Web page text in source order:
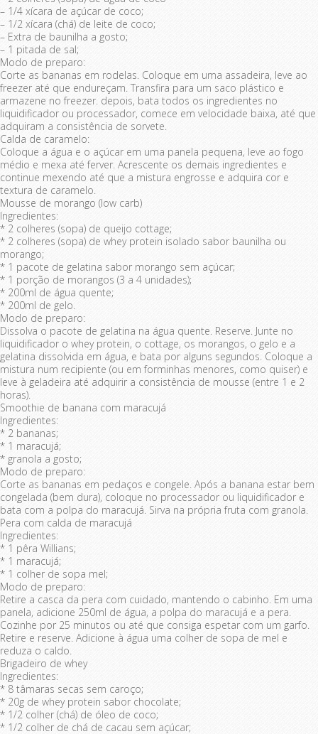
– 1/4 xícara de açúcar de coco;
– 1/2 xícara (chá) de leite de coco;
– Extra de baunilha a gosto;
– 1 pitada de sal;
Modo de preparo:
Corte as bananas em rodelas. Coloque em uma assadeira, leve ao
freezer até que endureçam. Transfira para um saco plástico e
armazene no freezer. depois, bata todos os ingredientes no
liquidificador ou processador, comece em velocidade baixa, até que
adquiram a consistência de sorvete.
Calda de caramelo:
Coloque a água e o açúcar em uma panela pequena, leve ao fogo
médio e mexa até ferver. Acrescente os demais ingredientes e
continue mexendo até que a mistura engrosse e adquira cor e
textura de caramelo.
Mousse de morango (low carb)
Ingredientes:
* 2 colheres (sopa) de queijo cottage;
* 2 colheres (sopa) de whey protein isolado sabor baunilha ou
morango;
* 1 pacote de gelatina sabor morango sem açúcar;
* 1 porção de morangos (3 a 4 unidades);
* 200ml de água quente;
* 200ml de gelo.
Modo de preparo:
Dissolva o pacote de gelatina na água quente. Reserve. Junte no
liquidificador o whey protein, o cottage, os morangos, o gelo e a
gelatina dissolvida em água, e bata por alguns segundos. Coloque a
mistura num recipiente (ou em forminhas menores, como quiser) e
leve à geladeira até adquirir a consistência de mousse (entre 1 e 2
horas).
Smoothie de banana com maracujá
Ingredientes:
* 2 bananas;
* 1 maracujá;
* granola a gosto;
Modo de preparo:
Corte as bananas em pedaços e congele. Após a banana estar bem
congelada (bem dura), coloque no processador ou liquidificador e
bata com a polpa do maracujá. Sirva na própria fruta com granola.
Pera com calda de maracujá
Ingredientes:
* 1 pêra Willians;
* 1 maracujá;
* 1 colher de sopa mel;
Modo de preparo:
Retire a casca da pera com cuidado, mantendo o cabinho. Em uma
panela, adicione 250ml de água, a polpa do maracujá e a pera.
Cozinhe por 25 minutos ou até que consiga espetar com um garfo.
Retire e reserve. Adicione à água uma colher de sopa de mel e
reduza o caldo.
Brigadeiro de whey
Ingredientes:
* 8 tâmaras secas sem caroço;
* 20g de whey protein sabor chocolate;
* 1/2 colher (chá) de óleo de coco;
* 1/2 colher de chá de cacau sem açúcar;